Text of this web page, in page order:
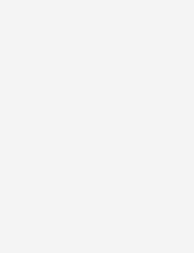
mit dem
Sie regelmäßig von uns
Neuigkeiten, gebündelt und